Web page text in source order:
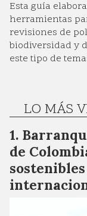
Esta guía
herramientas
revisiones de
biodiversidad y
este tipo de
LO MÁS
de